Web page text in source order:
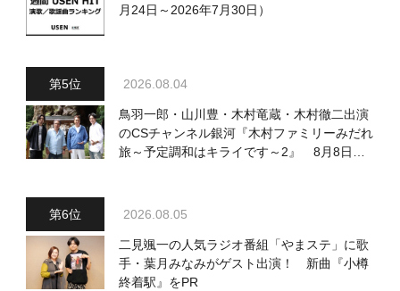
月24日～2026年7月30日）
2026.08.04
鳥羽一郎・山川豊・木村竜蔵・木村徹二出演
のCSチャンネル銀河『木村ファミリーみだれ
旅～予定調和はキライです～2』 8月8日
2026.08.05
二見颯一の人気ラジオ番組「やまステ」に歌
手・葉月みなみがゲスト出演！ 新曲『小樽
終着駅』をPR